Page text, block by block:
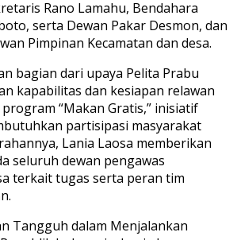
Rano Lamahu, Bendahara
serta Dewan Pakar Desmon, dan
Pimpinan Kecamatan dan desa.
bagian dari upaya Pelita Prabu
kapabilitas dan kesiapan relawan
“Makan Gratis,” inisiatif
partisipasi masyarakat
Lania Laosa memberikan
seluruh dewan pengawas
terkait tugas serta peran tim
Tangguh dalam Menjalankan